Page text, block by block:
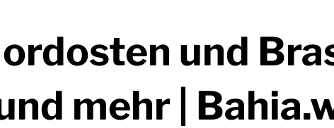
und
mehr |